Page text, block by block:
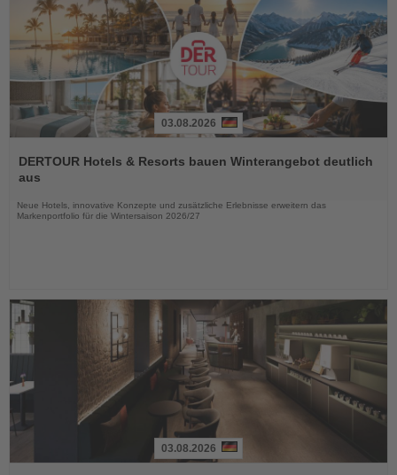
Sie
die
03.08.2026
DERTOUR Hotels & Resorts bauen Winterangebot deutlich
aus
Neue Hotels, innovative Konzepte und zusätzliche Erlebnisse erweitern das
Markenportfolio für die Wintersaison 2026/27
03.08.2026